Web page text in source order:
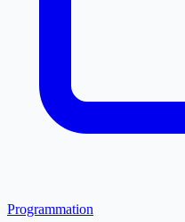
Programmation